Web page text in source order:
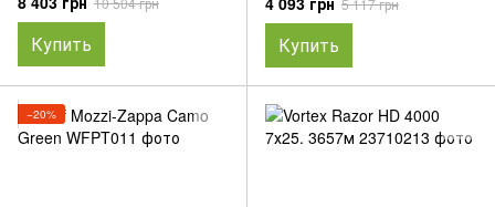
Купить Купить
−20%